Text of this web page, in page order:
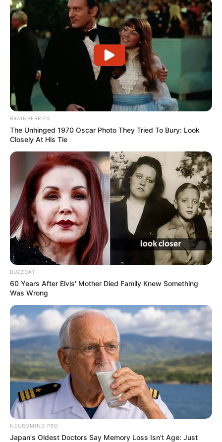
BRAINBERRIES
The Unhinged 1970 Oscar Photo They Tried To Bury: Look
Closely At His Tie
BUZZDAY
60 Years After Elvis' Mother Died Family Knew Something
Was Wrong
NEUROMIND PRO
Japan's Oldest Doctors Say Memory Loss Isn't Age: Just